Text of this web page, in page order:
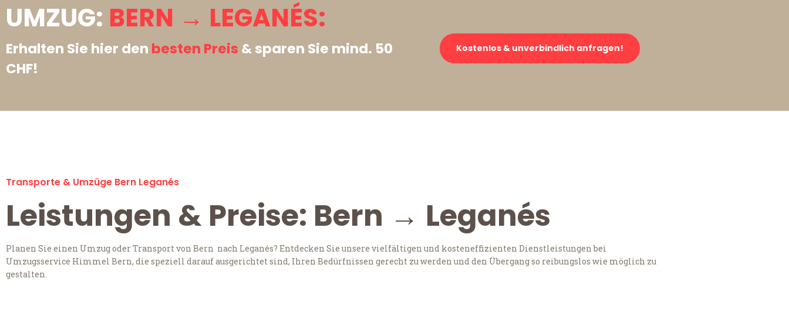
UMZUG: BERN → LEGANÉS:
Erhalten Sie hier den besten Preis & sparen Sie mind. 50
CHF!
Kostenlos & unverbindlich anfragen!
Transporte & Umzüge Bern Leganés
Leistungen & Preise: Bern → Leganés
Planen Sie einen Umzug oder Transport von Bern nach Leganés? Entdecken Sie unsere vielfältigen und kosteneffizienten Dienstleistungen bei
Umzugsservice Himmel Bern, die speziell darauf ausgerichtet sind, Ihren Bedürfnissen gerecht zu werden und den Übergang so reibungslos wie möglich zu
gestalten.